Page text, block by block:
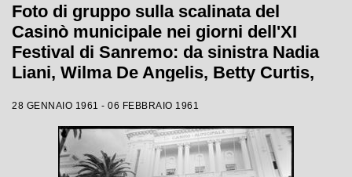
Foto di gruppo sulla scalinata del
Casinò municipale nei giorni dell'XI
Festival di Sanremo: da sinistra Nadia
Liani, Wilma De Angelis, Betty Curtis,
Mazzetti
28 GENNAIO 1961 - 06 FEBBRAIO 1961